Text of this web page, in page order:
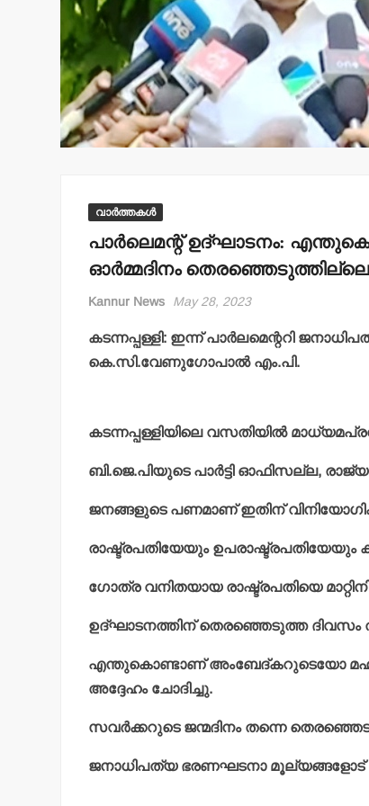
വാർത്തകൾ
പാര്‍ലെമന്റ് ഉദ്ഘാടനം:
ഓര്‍മ്മദിനം
Kannur News May 28, 2023
കടന്നപ്പള്ളി: ഇന്ന് പാര്‍ലമെന്ററി
കെ.സി.വേണുഗോപാല്‍ എം.പി.
കടന്നപ്പള്ളിയിലെ വസതിയില്‍
ബി.ജെ.പിയുടെ പാര്‍ട്ടി ഓഫിസല്ല,
ജനങ്ങളുടെ പണമാണ് ഇതിന്
രാഷ്ട്രപതിയേയും
ഗോത്ര വനിതയായ രാഷ്ട്രപതിയെ
ഉദ്ഘാടനത്തിന് തെരഞ്ഞെടുത്ത ദിവസം
എന്തുകൊണ്ടാണ് അംബേദ്കറുടെയോ
അദ്ദേഹം ചോദിച്ചു.
സവര്‍ക്കറുടെ ജന്മദിനം തന്നെ
ജനാധിപത്യ ഭരണഘടനാ